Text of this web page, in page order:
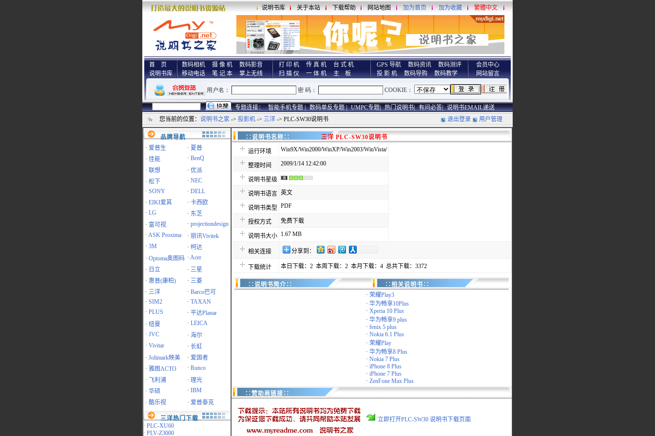
说明书库 关于本站 下载帮助 网站地图 加为首页 加为收藏 繁體中文
首 页
说明书库
数码相机 摄 像 机
数码影音
移动电话
笔 记 本 掌上无线
打 印 机 传 真 机
台 式 机
扫 描 仪
一 体 机 主 板
GPS 导航 数码资讯
数码测评
投 影 机
数码导购 数码教学
会员中心
网站留言
专题连接： 智能手机专题 | 数码单反专题 | UMPC专题| 热门说明书| 有问必答| 说明书EMAIL递送
您当前的位置： 说明书之家 -> 投影机 -> 三洋 -> PLC-SW30说明书 退出登录 用户管理
品牌导航
· 爱普生 · 夏普
· 佳能 · BenQ
· 联想 · 优派
· 松下 · NEC
· SONY · DELL
· EIKI爱其 · 卡西欧
· LG · 东芝
· 富可视 · projectiondesign
· ASK Proxima · 丽讯Vivitek
· 3M · 柯达
· Optoma奥图码 · Acer
· 日立 · 三星
· 惠普(康柏) · 三菱
· 三洋 · Barco巴可
· SIM2 · TAXAN
· PLUS · 平达Planar
· 纽曼 · LEICA
· JVC · 海尔
· Vivitar · 长虹
· Jolimark映美 · 爱国者
· 雅图ACTO · Runco
·
飞利浦 · 理光
· 华硕 · IBM
· 酷乐视 · 爱普泰克
三洋热门下载
· PLC-XU60
· PLV-Z3000
∷说明书名称∷ 三洋 PLC-SW30说明书
运行环境 Win9X/Win2000/WinXP/Win2003/WinVista/
整理时间 2009/1/14 12:42:00
说明书星级
说明书语言 英文
说明书类型 PDF
授权方式 免费下载
说明书大小 1.67 MB
相关连接 分享到：
下载统计 本日下载：2 本周下载：2 本月下载：4 总共下载：3372
∷说明书简介∷
∷相关说明书∷
· 荣耀Play3
· 华为畅享10Plus
· Xperia 10 Plus
· 华为畅享9 plus
· fenix 5 plus
· Nokia 6.1 Plus
· 荣耀Play
· 华为畅享8 Plus
· Nokia 7 Plus
· iPhone 8 Plus
· iPhone 7 Plus
· ZenFone Max Plus
∷赞助商链接∷
立即打开PLC-SW30 说明书下载页面